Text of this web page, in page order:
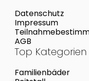
Datenschutz
Impressum
AGB
Top Kategorien
Familienbäder